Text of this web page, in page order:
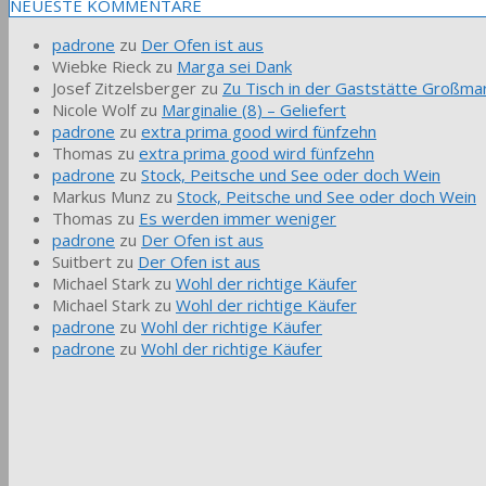
NEUESTE KOMMENTARE
padrone zu Der Ofen ist aus
Wiebke Rieck zu Marga sei Dank
Josef Zitzelsberger zu Zu Tisch in der Gaststätte
Nicole Wolfzu Marginalie (8) – Geliefert
padrone zu extra prima good wird fünfzehn
Thomas zu extra prima good wird fünfzehn
padrone zu Stock, Peitsche und See oder doch Wein
Markus Munz zu Stock, Peitsche und See oder doch Wein
Thomas zu Es werden immer weniger
padrone zu Der Ofen ist aus
Suitbert zu Der Ofen ist aus
Michael Stark zu Wohl der richtige Käufer
Michael Stark zu Wohl der richtige Käufer
padrone zu Wohl der richtige Käufer
padrone zu Wohl der richtige Käufer